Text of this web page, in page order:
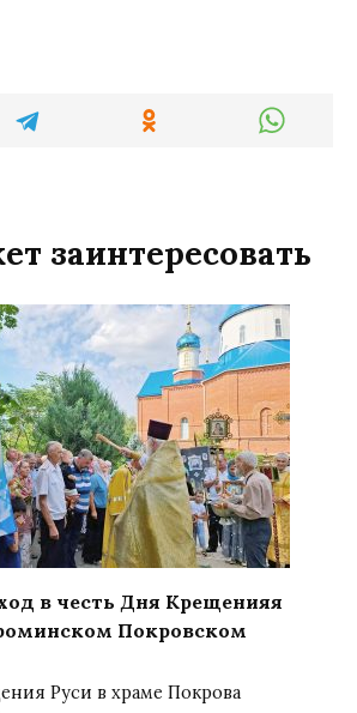
заинтересовать
в честь Дня Крещенияя
Покровском
Руси в храме Покрова